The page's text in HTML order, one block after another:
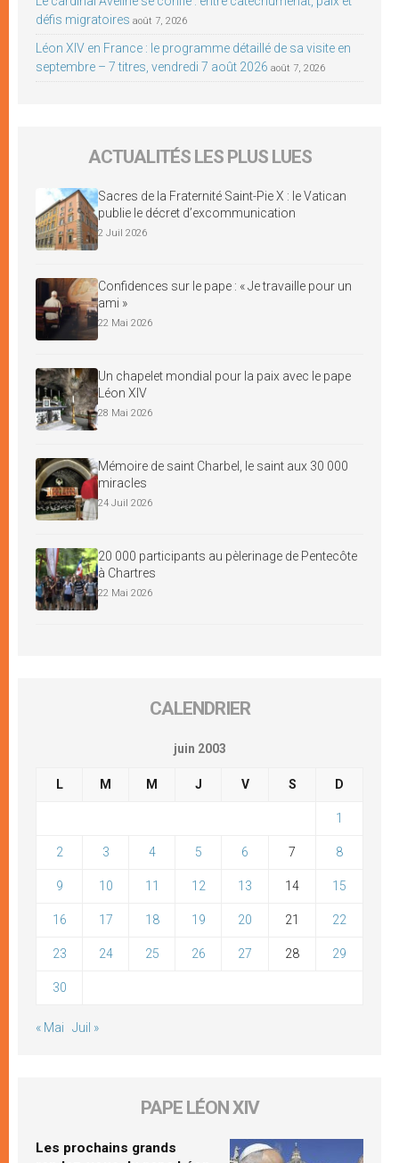
défis migratoires août 7, 2026
Léon XIV en France : le programme détaillé de sa visite en
septembre – 7 titres, vendredi 7 août 2026 août 7, 2026
ACTUALITÉS LES PLUS LUES
Sacres de la Fraternité Saint-Pie X : le Vatican
publie le décret d’excommunication
2 Juil 2026
Confidences sur le pape : « Je travaille pour un
ami »
22 Mai 2026
Un chapelet mondial pour la paix avec le pape
Léon XIV
28 Mai 2026
Mémoire de saint Charbel, le saint aux 30 000
miracles
24 Juil 2026
20 000 participants au pèlerinage de Pentecôte
à Chartres
22 Mai 2026
CALENDRIER
juin 2003
L M M J V S D
1
2 3 4 5 6 7 8
9 10 11 12 13 14 15
16 17 18 19 20 21 22
23 24 25 26 27 28 29
30
« Mai Juil »
PAPE LÉON XIV
Les prochains grands